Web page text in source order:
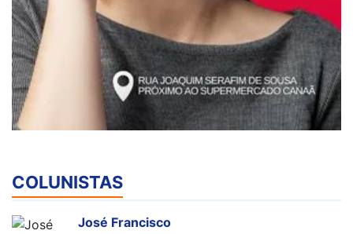
COLUNISTAS
José Francisco